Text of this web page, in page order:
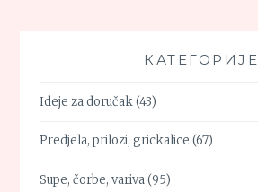
КАТЕГОРИЈЕ
Ideje za doručak(43)
Predjela, prilozi, grickalice (67)
Supe, čorbe, variva(95)